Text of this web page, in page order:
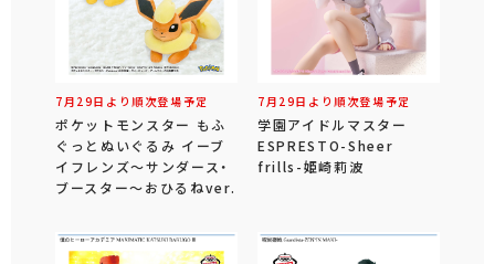
7月29日より順次登場予定
ポケットモンスター もふ
ぐっとぬいぐるみ イーブ
イフレンズ～サンダース・
ブースター～おひるねver.
7月29日より順次登場予定
学園アイドルマスター
ESPRESTO-Sheer
frills-姫崎莉波